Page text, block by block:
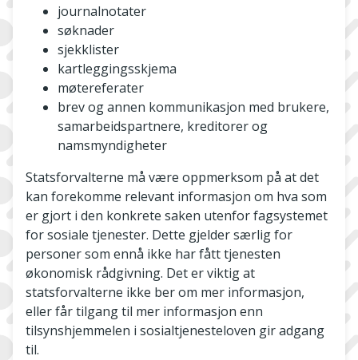
journalnotater
søknader
sjekklister
kartleggingsskjema
møtereferater
brev og annen kommunikasjon med brukere,
samarbeidspartnere, kreditorer og
namsmyndigheter
Statsforvalterne må være oppmerksom på at det
kan forekomme relevant informasjon om hva som
er gjort i den konkrete saken utenfor fagsystemet
for sosiale tjenester. Dette gjelder særlig for
personer som ennå ikke har fått tjenesten
økonomisk rådgivning. Det er viktig at
statsforvalterne ikke ber om mer informasjon,
eller får tilgang til mer informasjon enn
tilsynshjemmelen i sosialtjenesteloven gir adgang
til.